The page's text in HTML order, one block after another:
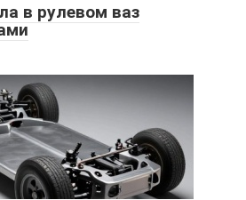
в рулевом ваз